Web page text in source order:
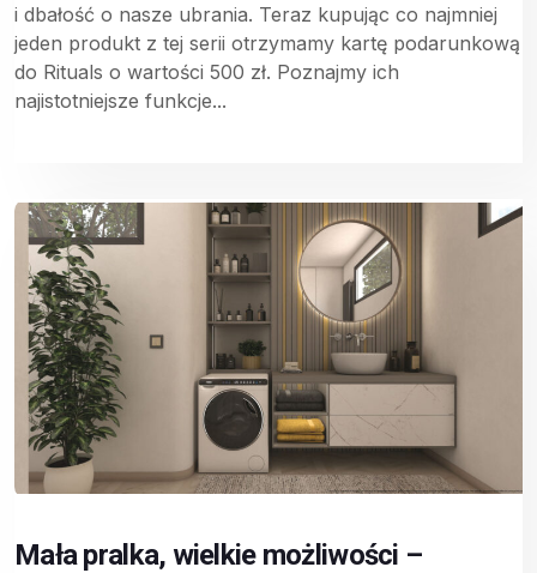
i dbałość o nasze ubrania. Teraz kupując co najmniej
jeden produkt z tej serii otrzymamy kartę podarunkową
do Rituals o wartości 500 zł. Poznajmy ich
najistotniejsze funkcje...
Mała pralka, wielkie możliwości –